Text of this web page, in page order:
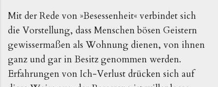
Mit der Rede von »Besessenheit« verbindet sich
die Vorstellung, dass Menschen bösen Geistern
gewissermaßen als Wohnung dienen, von ihnen
ganz und gar in Besitz genommen werden.
Erfahrungen von Ich-Verlust drücken sich auf